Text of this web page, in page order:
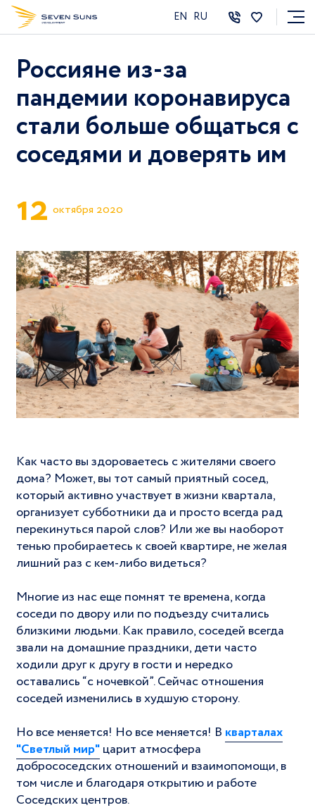
EN RU
Россияне из-за
пандемии коронавируса
стали больше общаться с
соседями и доверять им
12 октября 2020
Как часто вы здороваетесь с жителями своего
дома? Может, вы тот самый приятный сосед,
который активно участвует в жизни квартала,
организует субботники да и просто всегда рад
перекинуться парой слов? Или же вы наоборот
тенью пробираетесь к своей квартире, не желая
лишний раз с кем-либо видеться?
Многие из нас еще помнят те времена, когда
соседи по двору или по подъезду считались
близкими людьми. Как правило, соседей всегда
звали на домашние праздники, дети часто
ходили друг к другу в гости и нередко
оставались “с ночевкой”. Сейчас отношения
соседей изменились в худшую сторону.
Но все меняется! Но все меняется! В кварталах
"Светлый мир"царит атмосфера
добрососедских отношений и взаимопомощи, в
том числе и благодаря открытию и работе
Соседских центров.